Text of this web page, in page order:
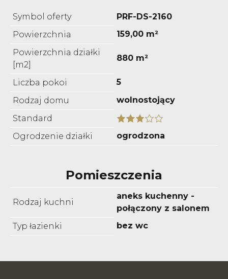
Symbol oferty
PRF-DS-2160
Powierzchnia
159,00 m²
Powierzchnia działki
[m2]
880 m²
Liczba pokoi
5
Rodzaj domu
wolnostojący
Standard
Ogrodzenie działki
ogrodzona
Pomieszczenia
Rodzaj kuchni
aneks kuchenny -
połączony z salonem
Typ łazienki
bez wc